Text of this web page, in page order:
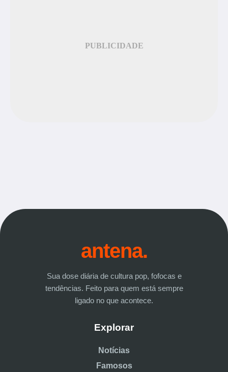
PUBLICIDADE
antena.
Sua dose diária de cultura pop, fofocas e
tendências. Feito para quem está sempre
ligado no que acontece.
Explorar
Notícias
Famosos